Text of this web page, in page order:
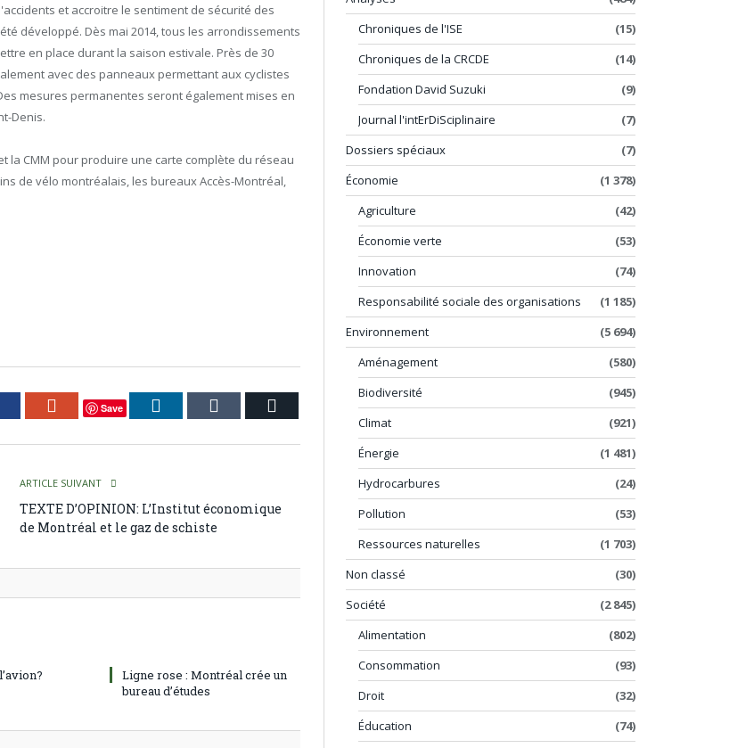
et accroitre le sentiment de sécurité des
développé. Dès mai 2014, tous les arrondissements
en place durant la saison estivale. Près de 30
avec des panneaux permettant aux cyclistes
mesures permanentes seront également mises en
Denis.
la CMM pour produire une carte complète du réseau
de vélo montréalais, les bureaux Accès-Montréal,
Facebook Google+
Save LinkedIn Tumblr
ARTICLE SUIVANT
TEXTE D’OPINION: L’Institut économique
de Montréal et le gaz de schiste
Ligne rose : Montréal crée un
bureau d’études
Chroniques de l'ISE
(15)
Chroniques de la CRCDE
(14)
Fondation David Suzuki
(9)
Journal l'intErDiSciplinaire
(7)
Dossiers spéciaux
(7)
Économie
(1 378)
Agriculture
(42)
Économie verte
(53)
Innovation
(74)
Responsabilité sociale des organisations
(1 185)
Environnement
(5 694)
Aménagement
(580)
Biodiversité
(945)
Climat
(921)
Énergie
(1 481)
Hydrocarbures
(24)
Pollution
(53)
Ressources naturelles
(1 703)
Non classé
(30)
Société
(2 845)
Alimentation
(802)
Consommation
(93)
Droit
(32)
Éducation
(74)